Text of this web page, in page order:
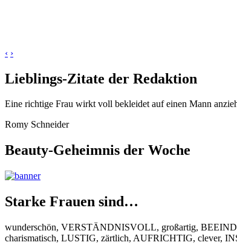
‹ ›
Lieblings-Zitate der Redaktion
Eine richtige Frau wirkt voll bekleidet auf einen Mann
Romy Schneider
Beauty-Geheimnis der Woche
Starke Frauen sind…
wunderschön, VERSTÄNDNISVOLL, großartig,
charismatisch, LUSTIG, zärtlich, AUFRICHTIG, clever,